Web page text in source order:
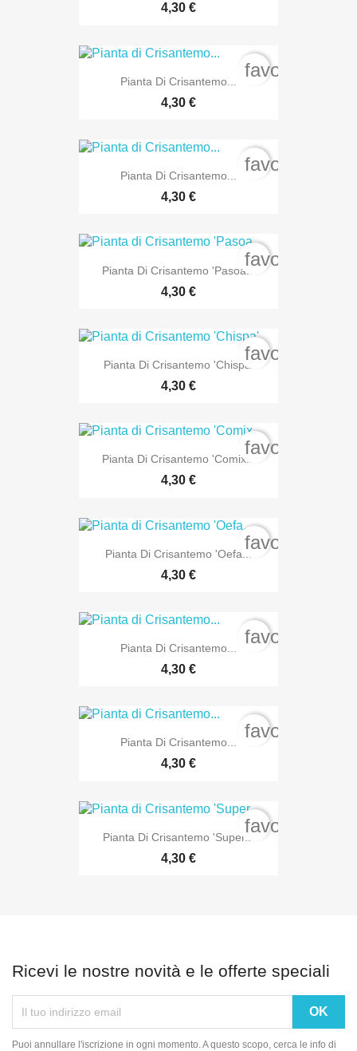
4,30 €
Pianta Di Crisantemo...
4,30 €
Pianta Di Crisantemo...
4,30 €
Pianta Di Crisantemo 'Pasoa...
4,30 €
Pianta Di Crisantemo 'Chispa'
4,30 €
Pianta Di Crisantemo 'Comix...
4,30 €
Pianta Di Crisantemo 'Oefa...
4,30 €
Pianta Di Crisantemo...
4,30 €
Pianta Di Crisantemo...
4,30 €
Pianta Di Crisantemo 'Super...
4,30 €
Ricevi le nostre novità e le offerte speciali
Puoi annullare l'iscrizione in ogni momento. A questo scopo, cerca le info di